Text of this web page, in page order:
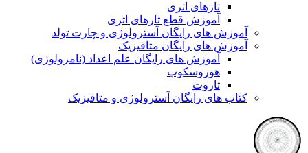
تارهای اتری
آموزش قطع تارهای اتری
آموزش های رایگان آسترولوژی و چارت تولد
آموزش های رایگان متافیزیک
آموزش های رایگان علم اعداد (نامرولوژی)
هوروسکوپ
تاروت
کتاب های رایگان آسترولوژی و متافیزیک